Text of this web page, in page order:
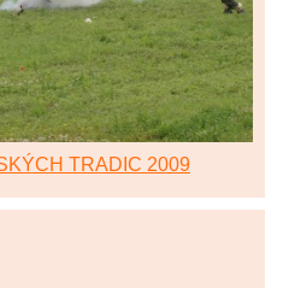
TRADIC 2009